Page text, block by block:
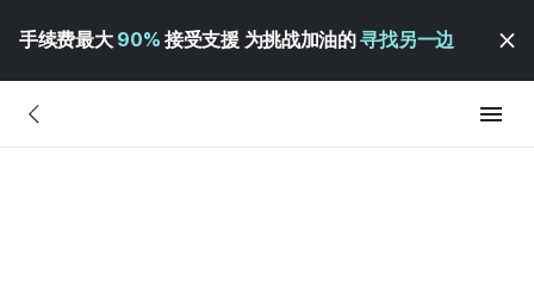
手续费最大 90% 接受支援 为挑战加油的寻找另一边